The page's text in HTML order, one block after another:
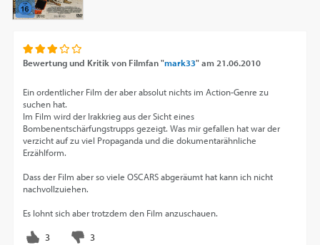
Bewertung und Kritik von Filmfan "mark33"am 21.06.2010
Ein ordentlicher Film der aber absolut nichts im Action-Genre zu
suchen hat.
Im Film wird der Irakkrieg aus der Sicht eines
Bombenentschärfungstrupps gezeigt. Was mir gefallen hat war der
verzicht auf zu viel Propaganda und die dokumentarähnliche
Erzählform.
Dass der Film aber so viele OSCARS abgeräumt hat kann ich nicht
nachvollzuiehen.
Es lohnt sich aber trotzdem den Film anzuschauen.